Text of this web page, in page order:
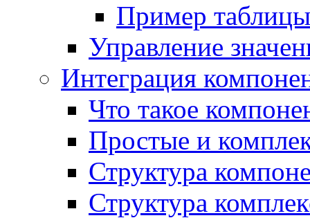
Пример
Управление
Интеграция
Что такое
Простые и
Структура
Структура